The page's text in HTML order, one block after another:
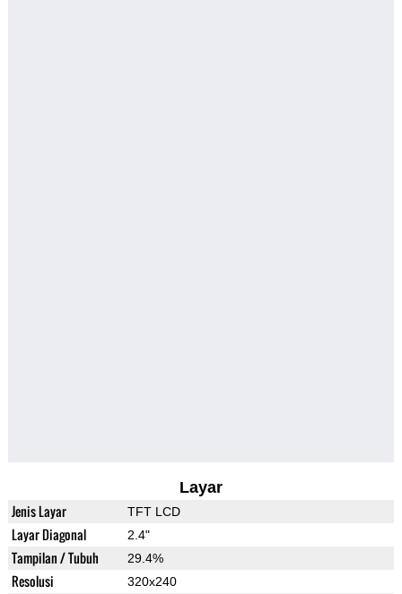
Layar
Jenis Layar TFT LCD
Layar Diagonal 2.4"
Tampilan / Tubuh 29.4%
Resolusi 320x240